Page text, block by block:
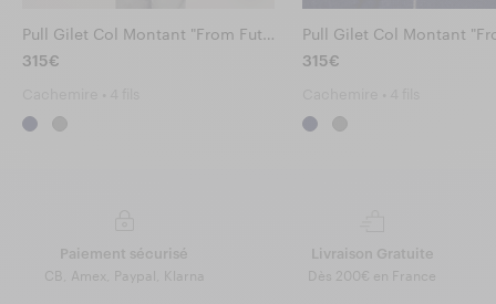
Pull Gilet Col Montant "From Future"
315€
315€
Paiement sécurisé
CB, Amex, Paypal, Klarna
Livraison Gratuite
Dès 200€ en France